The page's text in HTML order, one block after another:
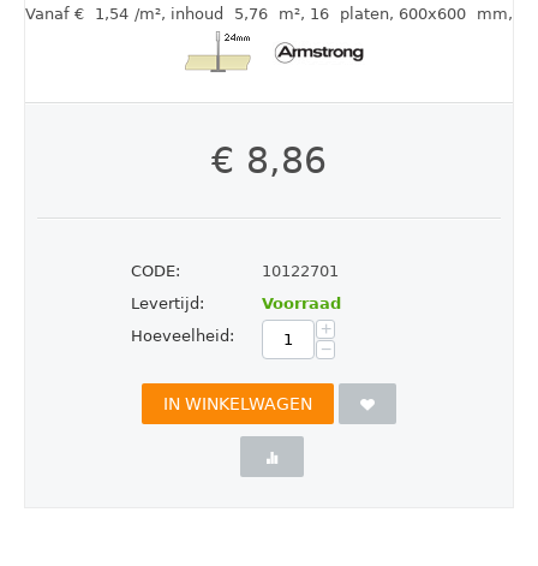
Vanaf € 1,54 /m², inhoud 5,76 m², 16 platen, 600x600 mm,
€ 8,86
CODE:
10122701
Levertijd:
Voorraad
Hoeveelheid:
+
−
IN WINKELWAGEN